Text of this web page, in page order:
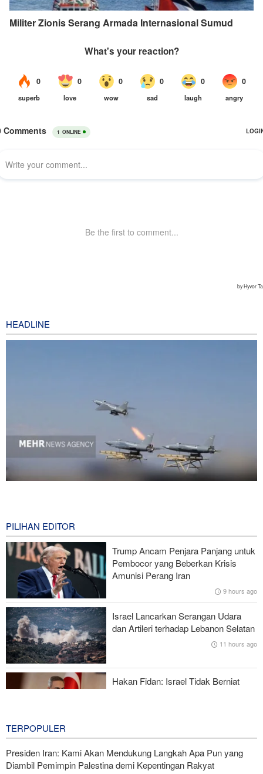
Militer Zionis Serang Armada Internasional Sumud
HEADLINE
Brigjen Akrami Nia: Artesh dalam Kondisi Siaga Penuh
Foreign Policy: Riyadh Terjepit di Antara Iran dan Ansarullah,
Kebijakan Ini Gagal
Brigjen Ebnolreza: Teknologi Iran Lebih Unggul daripada Sistem
Impor Mana Pun di Kawasan
Mengapa AS Nyaris Kehabisan Senjata dalam perang melawan
Iran?
PILIHAN EDITOR
Trump Ancam Penjara Panjang untuk
Pembocor yang Beberkan Krisis
Amunisi Perang Iran
9 hours ago
Israel Lancarkan Serangan Udara
dan Artileri terhadap Lebanon Selatan
11 hours ago
Hakan Fidan: Israel Tidak Berniat
TERPOPULER
Presiden Iran: Kami Akan Mendukung Langkah Apa Pun yang
Diambil Pemimpin Palestina demi Kepentingan Rakyat